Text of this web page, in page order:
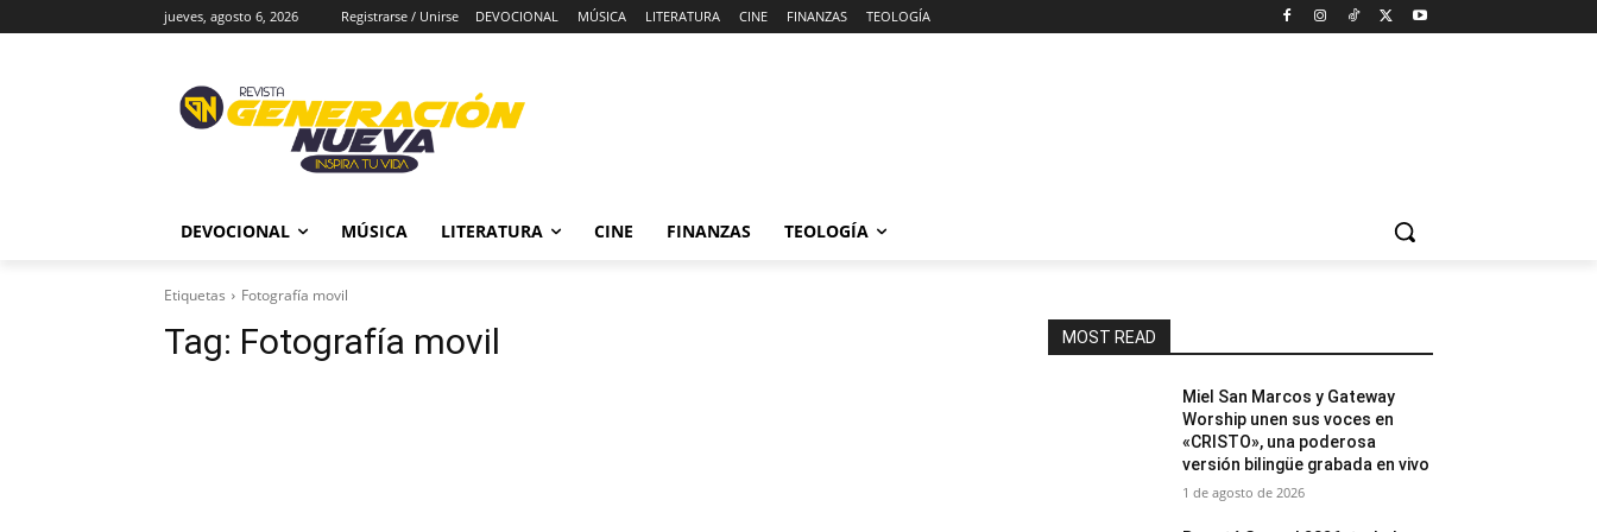
jueves, agosto 6, 2026 Registrarse / Unirse DEVOCIONAL MÚSICA LITERATURA CINE FINANZAS TEOLOGÍA
DEVOCIONAL MÚSICA LITERATURA CINE FINANZAS TEOLOGÍA
Etiquetas Fotografía movil
Tag: Fotografía movil MOST READ
Miel San Marcos y Gateway
Worship unen sus voces en
«CRISTO», una poderosa
versión bilingüe grabada en vivo
1 de agosto de 2026